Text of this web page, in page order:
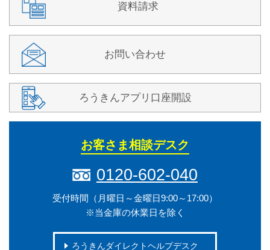
資料請求
お問い合わせ
ろうきんアプリ口座開設
お客さま相談デスク
0120-602-040
受付時間（月曜日～金曜日9:00～17:00）
※当金庫の休業日を除く
ろうきんダイレクトヘルプデスク